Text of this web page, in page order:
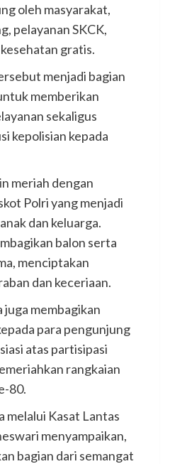
oleh masyarakat,
pelayanan SKCK,
gratis.
menjadi bagian
memberikan
sekaligus
kepolisian kepada
meriah dengan
Polri yang menjadi
dan keluarga.
balon serta
menciptakan
dan keceriaan.
juga membagikan
para pengunjung
atas partisipasi
rangkaian
80.
melalui Kasat Lantas
menyampaikan,
bagian dari semangat